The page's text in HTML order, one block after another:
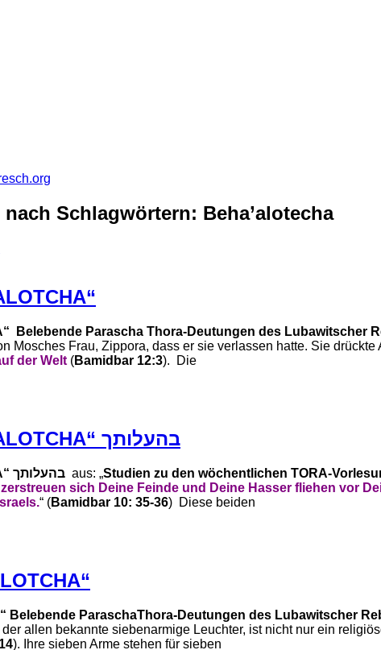
Schlagwörtern: Beha’alotecha
Belebende Parascha Thora-Deutungen des Lubawitscher
Mosches Frau, Zippora, dass er sie verlassen hatte. Sie
der Welt (Bamidbar 12:3). Die
Paraschat „BEHAʻALOTCHA“ בהעלותך
aus: „Studien zu den wöchentlichen TORA-
sich Deine Feinde und Deine Hasser fliehen vor
“ (Bamidbar 10: 35-36) Diese beiden
Belebende ParaschaThora-Deutungen des Lubawitscher
der allen bekannte siebenarmige Leuchter, ist nicht nur ein
). Ihre sieben Arme stehen für sieben